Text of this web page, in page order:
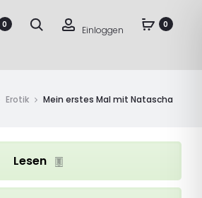
0 Suche Account
Einloggen 0
Erotik Mein erstes Mal mit Natascha
Lesen